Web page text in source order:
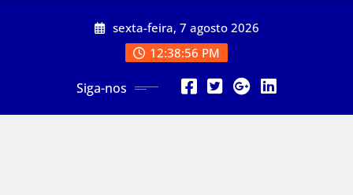
sexta-feira, 7 agosto 2026
12:38:58 PM
Siga-nos